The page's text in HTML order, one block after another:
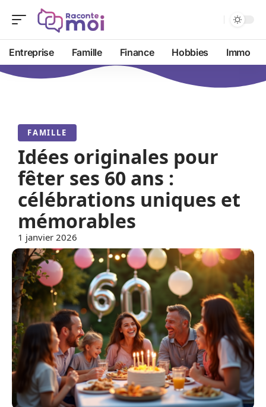
Entreprise Famille Finance Hobbies Immo
FAMILLE
Idées originales pour
fêter ses 60 ans :
célébrations uniques et
mémorables
1 janvier 2026